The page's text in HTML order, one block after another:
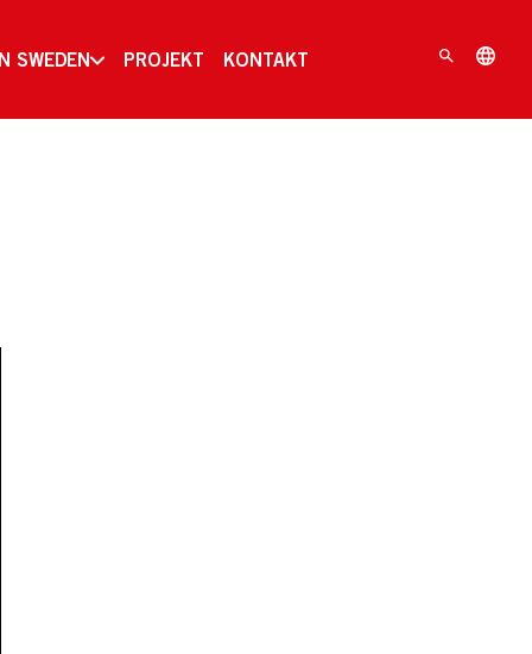
SWEDEN PROJEKT KONTAKT